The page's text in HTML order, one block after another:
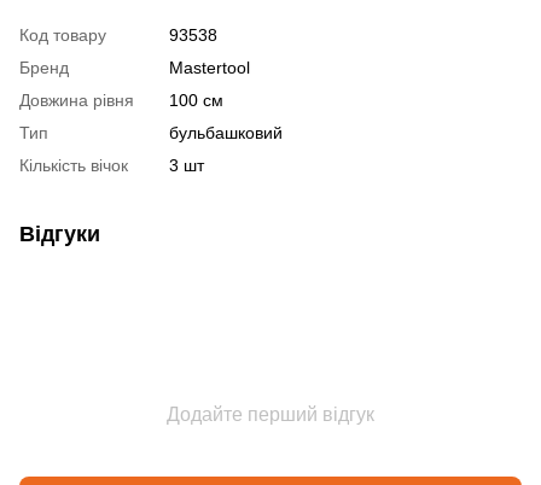
Код товару
93538
Бренд
Mastertool
Довжина рівня
100 см
Тип
бульбашковий
Кількість вічок
3 шт
Відгуки
Додайте перший відгук